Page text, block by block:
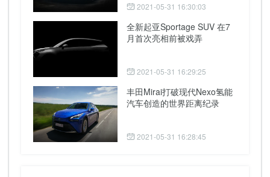
2021-05-31 16:30:03
全新起亚Sportage SUV 在7
月首次亮相前被戏弄
2021-05-31 16:29:25
丰田Mirai打破现代Nexo氢能
汽车创造的世界距离纪录
2021-05-31 16:28:45